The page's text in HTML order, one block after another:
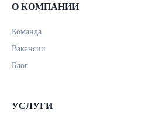
О КОМПАНИИ
Команда
Вакансии
Блог
УСЛУГИ